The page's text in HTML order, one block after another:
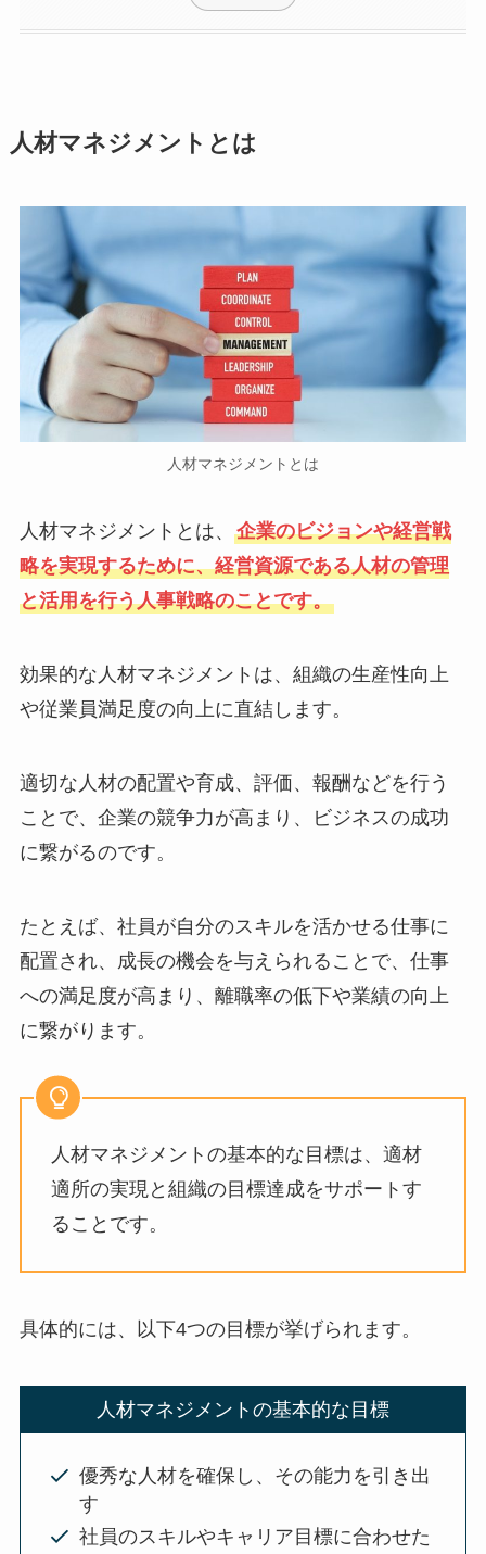
人材マネジメントとは
人材マネジメントとは
人材マネジメントとは、 企業のビジョンや経営戦
略を実現するために、経営資源である人材の管理
と活用を行う人事戦略のことです。
効果的な人材マネジメントは、組織の生産性向上
や従業員満足度の向上に直結します。
適切な人材の配置や育成、評価、報酬などを行う
ことで、企業の競争力が高まり、ビジネスの成功
に繋がるのです。
たとえば、社員が自分のスキルを活かせる仕事に
配置され、成長の機会を与えられることで、仕事
への満足度が高まり、離職率の低下や業績の向上
に繋がります。
人材マネジメントの基本的な目標は、適材
適所の実現と組織の目標達成をサポートす
ることです。
具体的には、以下4つの目標が挙げられます。
人材マネジメントの基本的な目標
優秀な人材を確保し、その能力を引き出
す
社員のスキルやキャリア目標に合わせた